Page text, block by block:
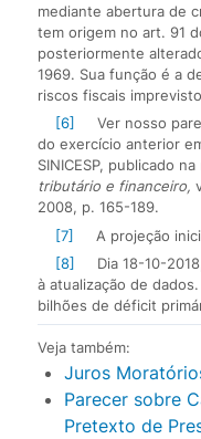
mediante abertura de
tem origem no art. 91
posteriormente
1969. Sua função é a
riscos fiscais
[6]
Ver nosso
do exercício anterior
SINICESP, publicado
tributário e financeiro,
2008, p. 165-189.
[7]
A projeção
[8]
Dia 18-10-
à atualização de
bilhões de déficit
Veja também:
Juros
Parecer sobre
Pretexto de